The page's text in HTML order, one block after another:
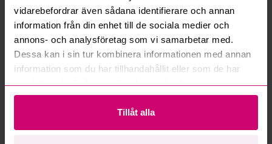
vidarebefordrar även sådana identifierare och annan
information från din enhet till de sociala medier och
annons- och analysföretag som vi samarbetar med.
Dessa kan i sin tur kombinera informationen med annan
information som du har tillhandahållit eller som de har
samlat in när du har använt deras tjänster.
Tillåt alla
Läs fler frågor och svar
Mer från samma kategori